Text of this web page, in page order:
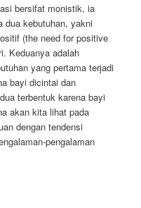
bersifat monistik, ia
dua kebutuhan, yakni
(the need for positive
Keduanya adalah
yang pertama terjadi
bayi dicintai dan
terbentuk karena bayi
akan kita lihat pada
dengan tendensi
pengalaman